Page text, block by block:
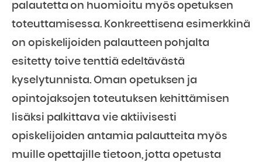
palautetta on huomioitu myös opetuksen
toteuttamisessa. Konkreettisena esimerkkinä
on opiskelijoiden palautteen pohjalta
esitetty toive tenttiä edeltävästä
kyselytunnista. Oman opetuksen ja
opintojaksojen toteutuksen kehittämisen
lisäksi palkittava vie aktiivisesti
opiskelijoiden antamia palautteita myös
muille opettajille tietoon, jotta opetusta